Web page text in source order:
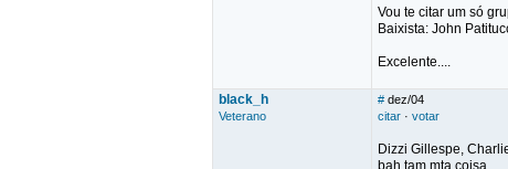
Vou te citar um só
Baixista: John
Excelente....
black_h
Veterano
# dez/04
citar · votar
Dizzi Gillespe,
bah tam mta coisa